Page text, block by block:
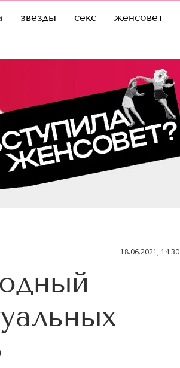
звезды секс женсовет
18.06.2021, 14:30